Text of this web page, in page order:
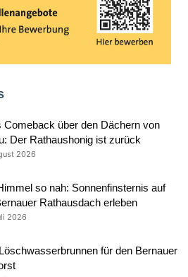
Comeback über den Dächern von
Der Rathaushonig ist zurück
2026
so nah: Sonnenfinsternis auf
Rathausdach erleben
2026
für den Bernauer